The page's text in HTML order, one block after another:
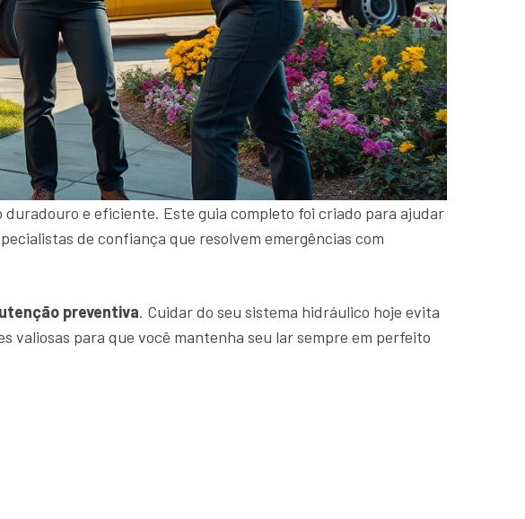
e eficiente. Este guia completo foi criado para ajudar
de confiança que resolvem emergências com
preventiva. Cuidar do seu sistema hidráulico hoje evita
valiosas para que você mantenha seu lar sempre em perfeito